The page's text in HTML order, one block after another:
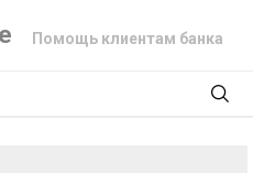
Помощь клиентам банка